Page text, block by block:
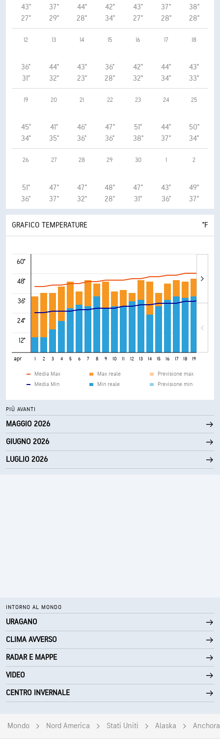
43°
27°
37°
29°
44°
28°
42°
34°
43°
27°
37°
28°
38°
28°
12
36°
31°
13
44°
32°
14
43°
23°
15
36°
28°
16
42°
32°
17
44°
34°
18
43°
33°
19
45°
34°
20
41°
35°
21
46°
36°
22
47°
36°
23
51°
38°
24
44°
37°
25
50°
34°
26
51°
36°
27
47°
37°
28
47°
32°
29
48°
28°
30
47°
31°
1
43°
36°
2
49°
37°
GRAFICO TEMPERATURE °F
60°
48°
36°
24°
12°
apr 1 2 3 4 5 6 7 8 9 10 11 12 13 14 15 16 17 18 19
Media Max
Media Min
Max reale
Min reale
Previsione max
Previsione min
PIÙ AVANTI
MAGGIO 2026
GIUGNO 2026
LUGLIO 2026
INTORNO AL MONDO
URAGANO
CLIMA AVVERSO
RADAR E MAPPE
VIDEO
CENTRO INVERNALE
Mondo Nord America Stati Uniti Alaska